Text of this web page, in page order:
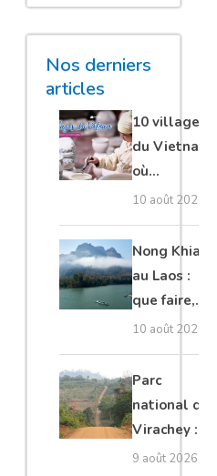
Nos derniers
articles
10 villages
du Vietnam
où
rencontrer
vraiment
les
habitants
10 août 2026
Nong Khiaw
au Laos :
que faire,
randonnées,
Muang Ngoi
et conseils
pratiques
10 août 2026
Parc
national de
Virachey :
trekking,
9 août 2026